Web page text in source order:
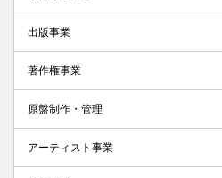
出版事業
著作権事業
原盤制作・管理
アーティスト事業